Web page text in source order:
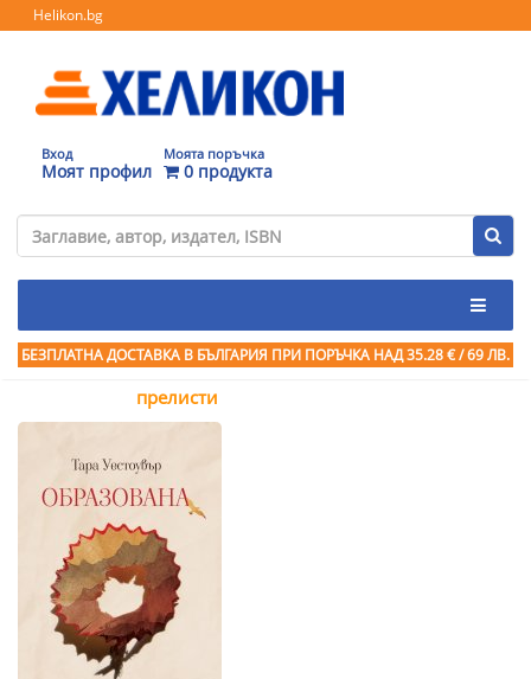
Helikon.bg
Вход
Моят профил
Моята поръчка
0 продукта
БЕЗПЛАТНА ДОСТАВКА В БЪЛГАРИЯ ПРИ ПОРЪЧКА НАД 35.28 € / 69 ЛВ.
прелисти